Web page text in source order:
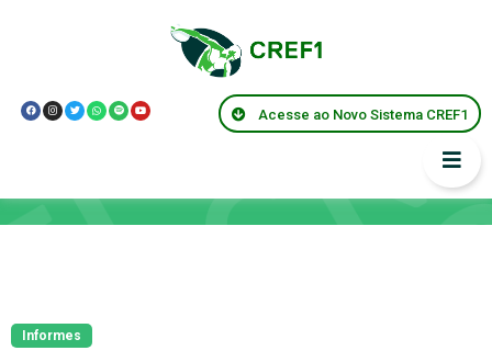
Acesse ao Novo Sistema CREF1
Informes